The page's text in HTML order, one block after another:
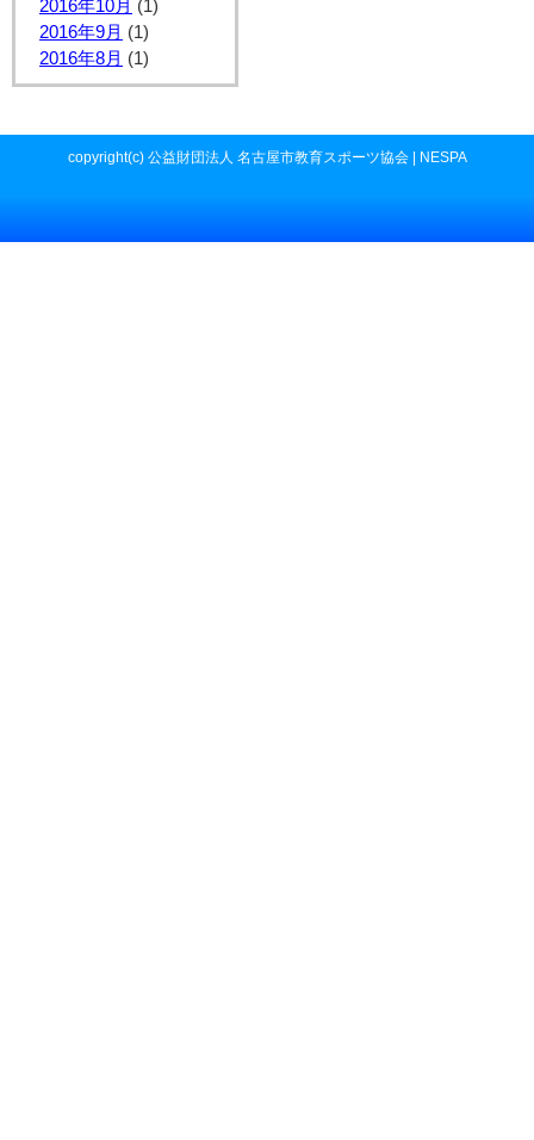
2016年10月 (1)
2016年9月 (1)
2016年8月 (1)
copyright(c) 公益財団法人 名古屋市教育スポーツ協会 | NESPA